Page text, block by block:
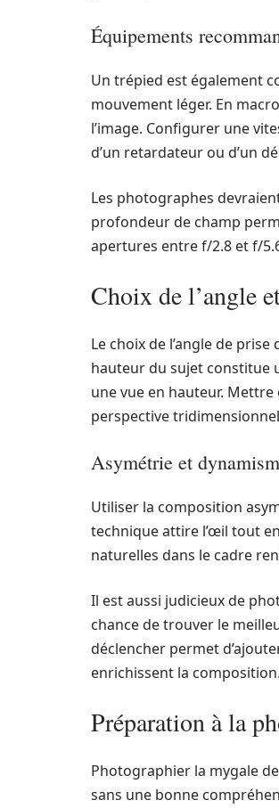
Équipements
Un trépied est également
mouvement léger. En
l’image. Configurer une
d’un retardateur ou d’un
Les photographes
profondeur de champ
apertures entre f/2.8 et f/
Choix de l’angle
Le choix de l’angle de
hauteur du sujet constitue
une vue en hauteur.
perspective
Asymétrie et
Utiliser la composition
technique attire l’œil tout
naturelles dans le cadre
Il est aussi judicieux de
chance de trouver le
déclencher permet
enrichissent la composition.
Préparation à la
Photographier la mygale
sans une bonne